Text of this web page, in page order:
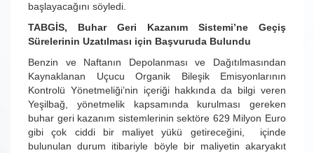
başlayacağını söyledi.
TABGİS, Buhar Geri Kazanım Sistemi’ne Geçiş
Sürelerinin Uzatılması için Başvuruda Bulundu
Benzin ve Naftanın Depolanması ve Dağıtılmasından
Kaynaklanan Uçucu Organik Bileşik Emisyonlarının
Kontrolü Yönetmeliği’nin içeriği hakkında da bilgi veren
Yeşilbağ, yönetmelik kapsamında kurulması gereken
buhar geri kazanım sistemlerinin sektöre 629 Milyon Euro
gibi çok ciddi bir maliyet yükü getireceğini, içinde
bulunulan durum itibariyle böyle bir maliyetin akaryakıt